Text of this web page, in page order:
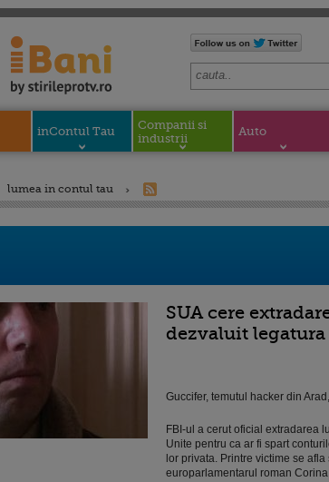
inContul Tau
Companii si
industrii
Auto
lumea in contul tau
SUA cere
dezvaluit
Guccifer, temutul hacker din
FBI-ul a cerut oficial extradarea
Unite pentru ca ar fi spart
lor privata. Printre victime se
europarlamentarul roman